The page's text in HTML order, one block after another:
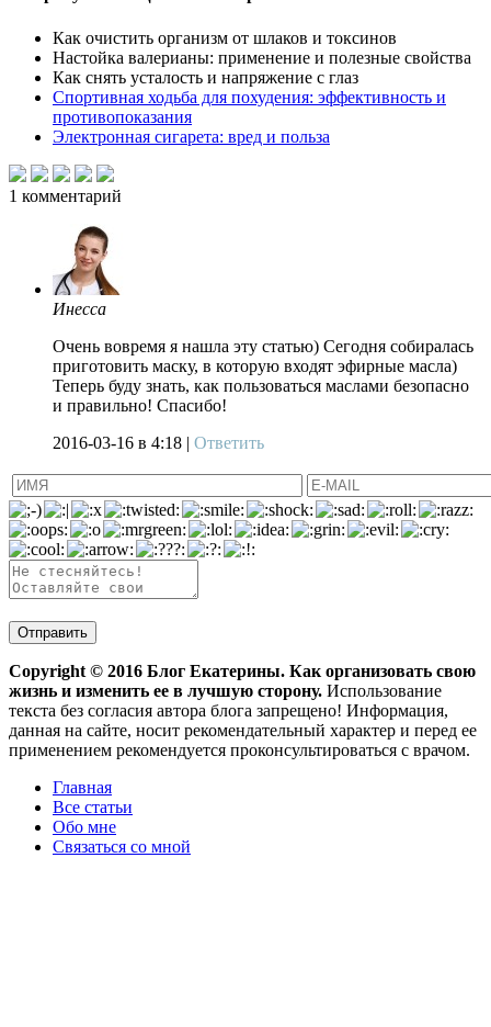
Как очистить организм от шлаков и токсинов
Настойка валерианы: применение и полезные свойства
Как снять усталость и напряжение с глаз
Спортивная ходьба для похудения: эффективность и
противопоказания
Электронная сигарета: вред и польза
1 комментарий
Инесса
Очень вовремя я нашла эту статью) Сегодня собиралась
приготовить маску, в которую входят эфирные масла)
Теперь буду знать, как пользоваться маслами безопасно
и правильно! Спасибо!
2016-03-16 в 4:18 | Ответить
Copyright © 2016 Блог Екатерины. Как организовать свою
жизнь и изменить ее в лучшую сторону. Использование
текста без согласия автора блога запрещено! Информация,
данная на сайте, носит рекомендательный характер и перед ее
применением рекомендуется проконсультироваться с врачом.
Главная
Все статьи
Обо мне
Связаться со мной